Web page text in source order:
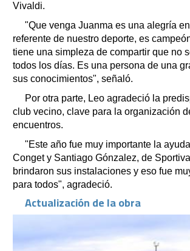
Vivaldi.
"Que venga Juanma es una alegría
referente de nuestro deporte, es
tiene una simpleza de compartir que no
todos los días. Es una persona de una
sus conocimientos", señaló.
Por otra parte, Leo agradeció la
club vecino, clave para la organización
encuentros.
"Este año fue muy importante la
Conget y Santiago Gónzalez, de
brindaron sus instalaciones y eso fue
para todos", agradeció.
Actualización de la obra